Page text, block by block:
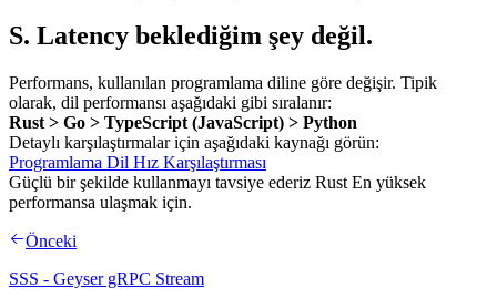
S. Latency beklediğim şey değil.
Performans, kullanılan programlama diline göre değişir. Tipik
olarak, dil performansı aşağıdaki gibi sıralanır:
Rust > Go > TypeScript (JavaScript) > Python
Detaylı karşılaştırmalar için aşağıdaki kaynağı görün:
Programlama Dil Hız Karşılaştırması
Güçlü bir şekilde kullanmayı tavsiye ederiz Rust En yüksek
performansa ulaşmak için.
Önceki
SSS - Geyser gRPC Stream